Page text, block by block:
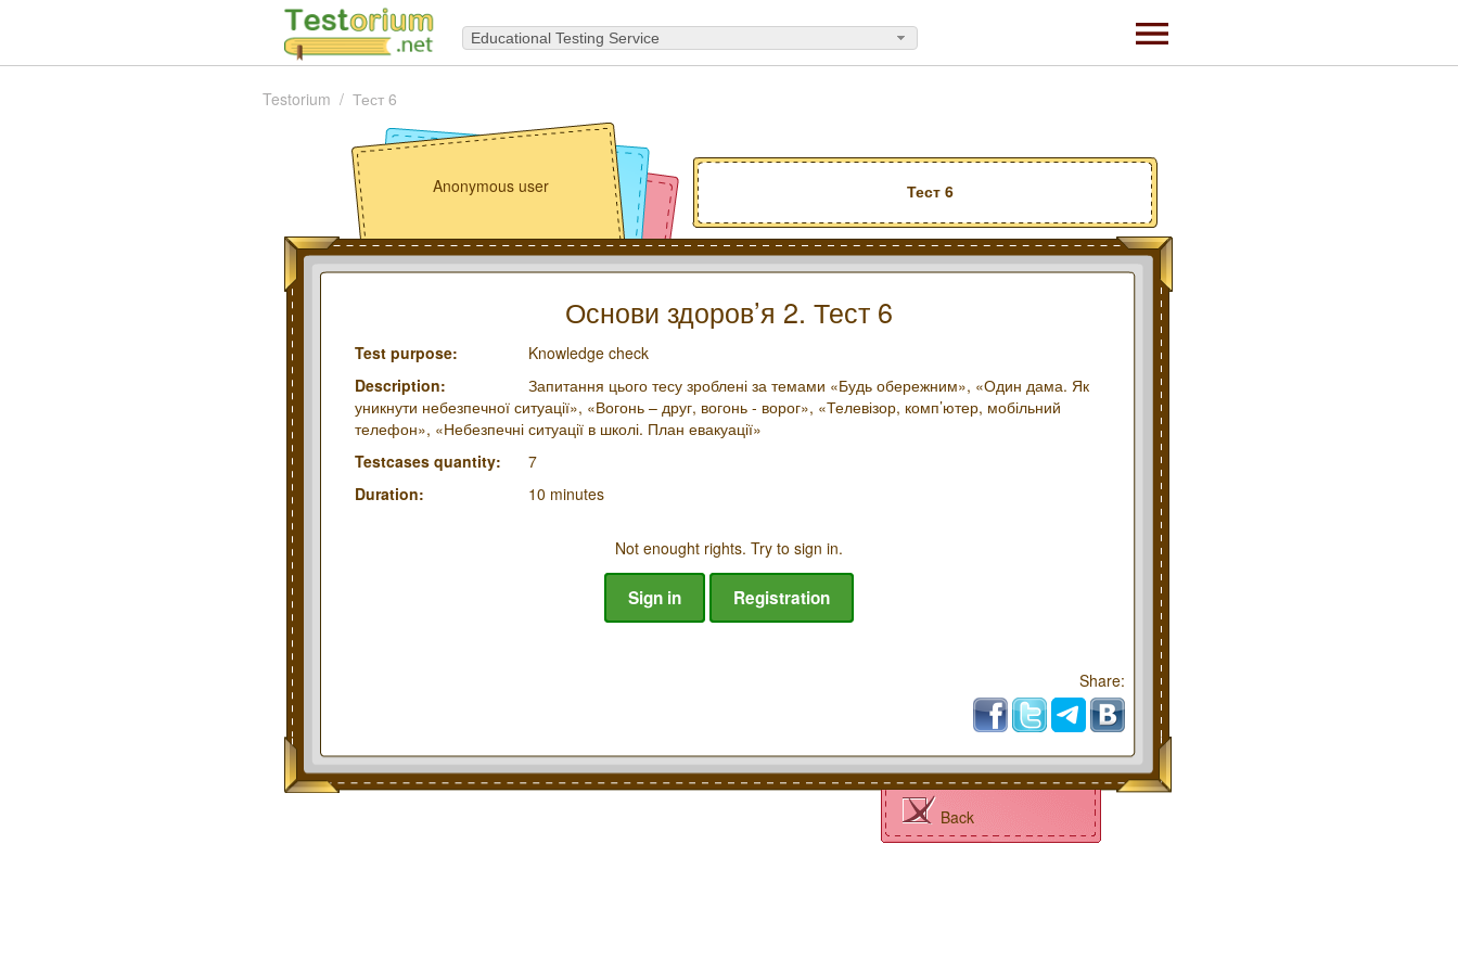
Educational Testing Service
Testorium Тест 6
Тест 6
Anonymous user
Основи здоров’я 2. Тест 6
Test purpose:
Knowledge check
Description:
Запитання цього тесу зроблені за темами «Будь обережним», «Один дама. Як
уникнути небезпечної ситуації», «Вогонь – друг, вогонь - ворог», «Телевізор, комп’ютер, мобільний
телефон», «Небезпечні ситуації в школі. План евакуації»
Testcases quantity:
7
Duration:
10 minutes
Not enought rights. Try to sign in.
Sign in Registration
Share:
Back